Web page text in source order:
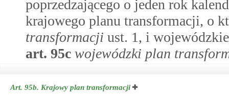
poprzedzającego o jeden rok
krajowego planu transformacji, o
transformacji ust. 1, i
art. 95c wojewódzki plan
Art. 95b. Krajowy plan transformacji